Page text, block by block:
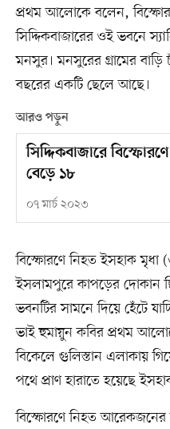
প্রথম আলোকে বলেন,
সিদ্দিকবাজারের ওই ভবনে
মনসুর। মনসুরের গ্রামের
বছরের একটি ছেলে আছে।
আরও পড়ুন
সিদ্দিকবাজারে
বেড়ে ১৮
০৭ মার্চ ২০২৩
বিস্ফোরণে নিহত ইসহাক মৃধা
ইসলামপুরে কাপড়ের দোকান
ভবনটির সামনে দিয়ে হেঁটে
ভাই হুমায়ুন কবির প্রথম
বিকেলে গুলিস্তান এলাকায়
পথে প্রাণ হারাতে হয়েছে
বিস্ফোরণে নিহত